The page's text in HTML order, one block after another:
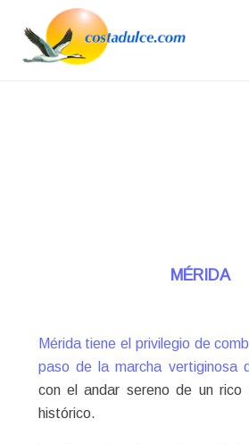
MÉRIDA
Mérida tiene el privilegio de
paso de la marcha vertiginosa
con el andar sereno de un rico
histórico.